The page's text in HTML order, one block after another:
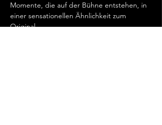
Momente, die auf der Bühne entstehen, in
einer sensationellen Ähnlichkeit zum
Original.